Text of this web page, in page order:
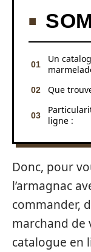
Un
Que
ligne :
Donc, pour
l’armagnac
commander,
marchand de
catalogue en